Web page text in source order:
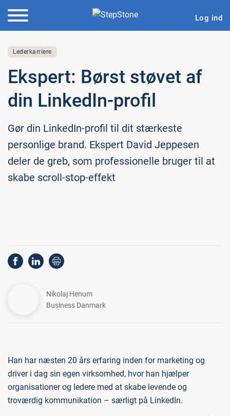
Log ind
Lederkarriere
Ekspert: Børst støvet af
din LinkedIn-profil
Gør din LinkedIn-profil til dit stærkeste
personlige brand. Ekspert David Jeppesen
deler de greb, som professionelle bruger til at
skabe scroll-stop-effekt
Nikolaj Henum
Business Danmark
Han har næsten 20 års erfaring inden for marketing og
driver i dag sin egen virksomhed, hvor han hjælper
organisationer og ledere med at skabe levende og
troværdig kommunikation – særligt på LinkedIn.